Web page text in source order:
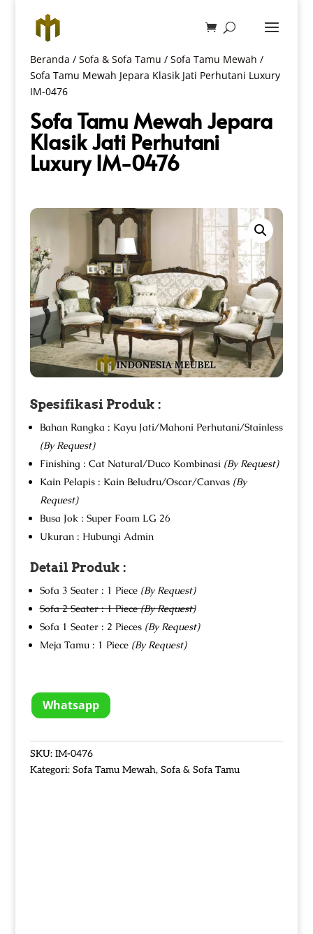
Beranda / Sofa & Sofa Tamu / Sofa Tamu Mewah /
Sofa Tamu Mewah Jepara Klasik Jati Perhutani Luxury
IM-0476
Sofa Tamu Mewah Jepara
Klasik Jati Perhutani
Luxury IM-0476
Spesifikasi Produk :
Bahan Rangka : Kayu Jati/Mahoni Perhutani/Stainless
(By Request)
Finishing : Cat Natural/Duco Kombinasi (By Request)
Kain Pelapis : Kain Beludru/Oscar/Canvas (By
Request)
Busa Jok : Super Foam LG 26
Ukuran : Hubungi Admin
Detail Produk :
Sofa 3 Seater : 1 Piece (By Request)
Sofa 2 Seater : 1 Piece(By Request)
Sofa 1 Seater : 2 Pieces (By Request)
Meja Tamu : 1 Piece (By Request)
Whatsapp
SKU: IM-0476
Kategori: Sofa Tamu Mewah, Sofa & Sofa Tamu